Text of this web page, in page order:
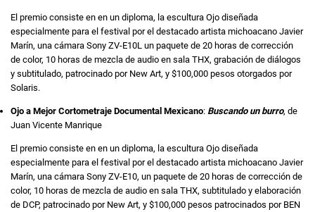
El premio consiste en en un diploma, la escultura Ojo diseñada
especialmente para el festival por el destacado artista michoacano Javier
Marín, una cámara Sony ZV-E10L un paquete de 20 horas de corrección
de color, 10 horas de mezcla de audio en sala THX, grabación de diálogos
y subtitulado, patrocinado por New Art, y $100,000 pesos otorgados por
Solaris.
Ojo a Mejor Cortometraje Documental Mexicano: Buscando un burro, de
Juan Vicente Manrique
El premio consiste en en un diploma, la escultura Ojo diseñada
especialmente para el festival por el destacado artista michoacano Javier
Marín, una cámara Sony ZV-E10, un paquete de 20 horas de corrección de
color, 10 horas de mezcla de audio en sala THX, subtitulado y elaboración
de DCP, patrocinado por New Art, y $100,000 pesos patrocinados por BEN